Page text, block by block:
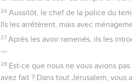
26 Aussitôt, le chef de la police du
Ils les arrêtèrent, mais avec
27 Après les avoir ramenés, ils les
—
28 Est-ce que nous ne vous avions
avez fait ? Dans tout Jérusalem,